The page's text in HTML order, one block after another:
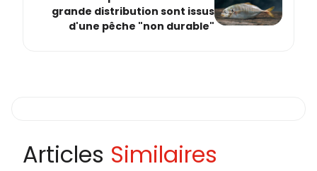
grande distribution sont issus
d'une pêche "non durable"
Articles Similaires